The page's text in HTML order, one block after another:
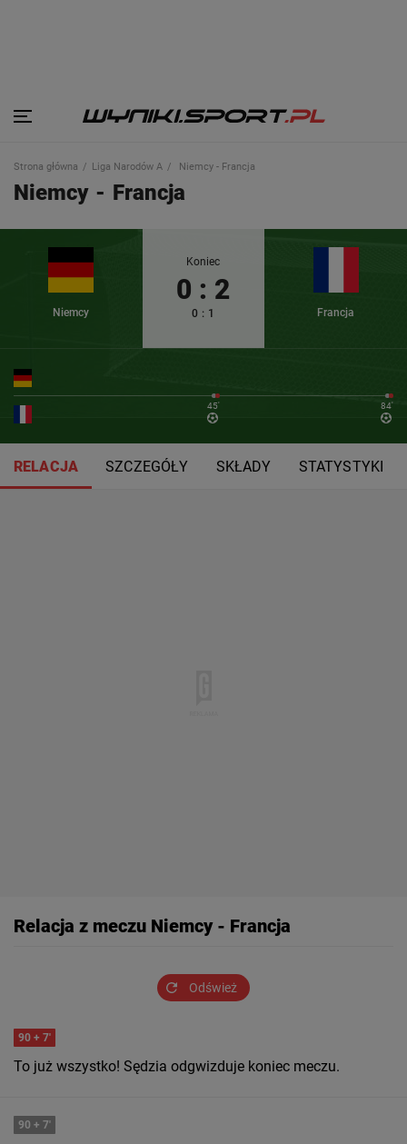
Strona główna Liga Narodów A Niemcy - Francja
Niemcy - Francja
Niemcy
Koniec
0 : 2
0 : 1 Francja
45' 84'
RELACJA SZCZEGÓŁY SKŁADY STATYSTYKI
Relacja z meczu Niemcy - Francja
Odśwież
90 + 7'
To już wszystko! Sędzia odgwizduje koniec meczu.
90 + 7'